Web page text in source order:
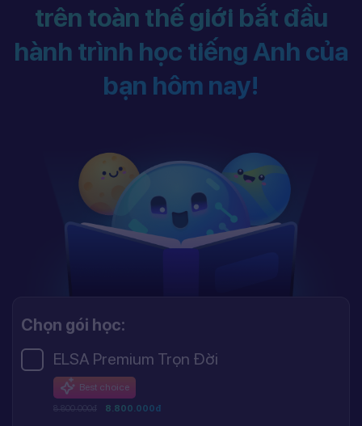
trên toàn thế giới bắt đầu
hành trình học tiếng Anh của
bạn hôm nay!
Chọn gói học:
ELSA Premium Trọn Đời
Best choice
8.800.000đ 8.800.000đ